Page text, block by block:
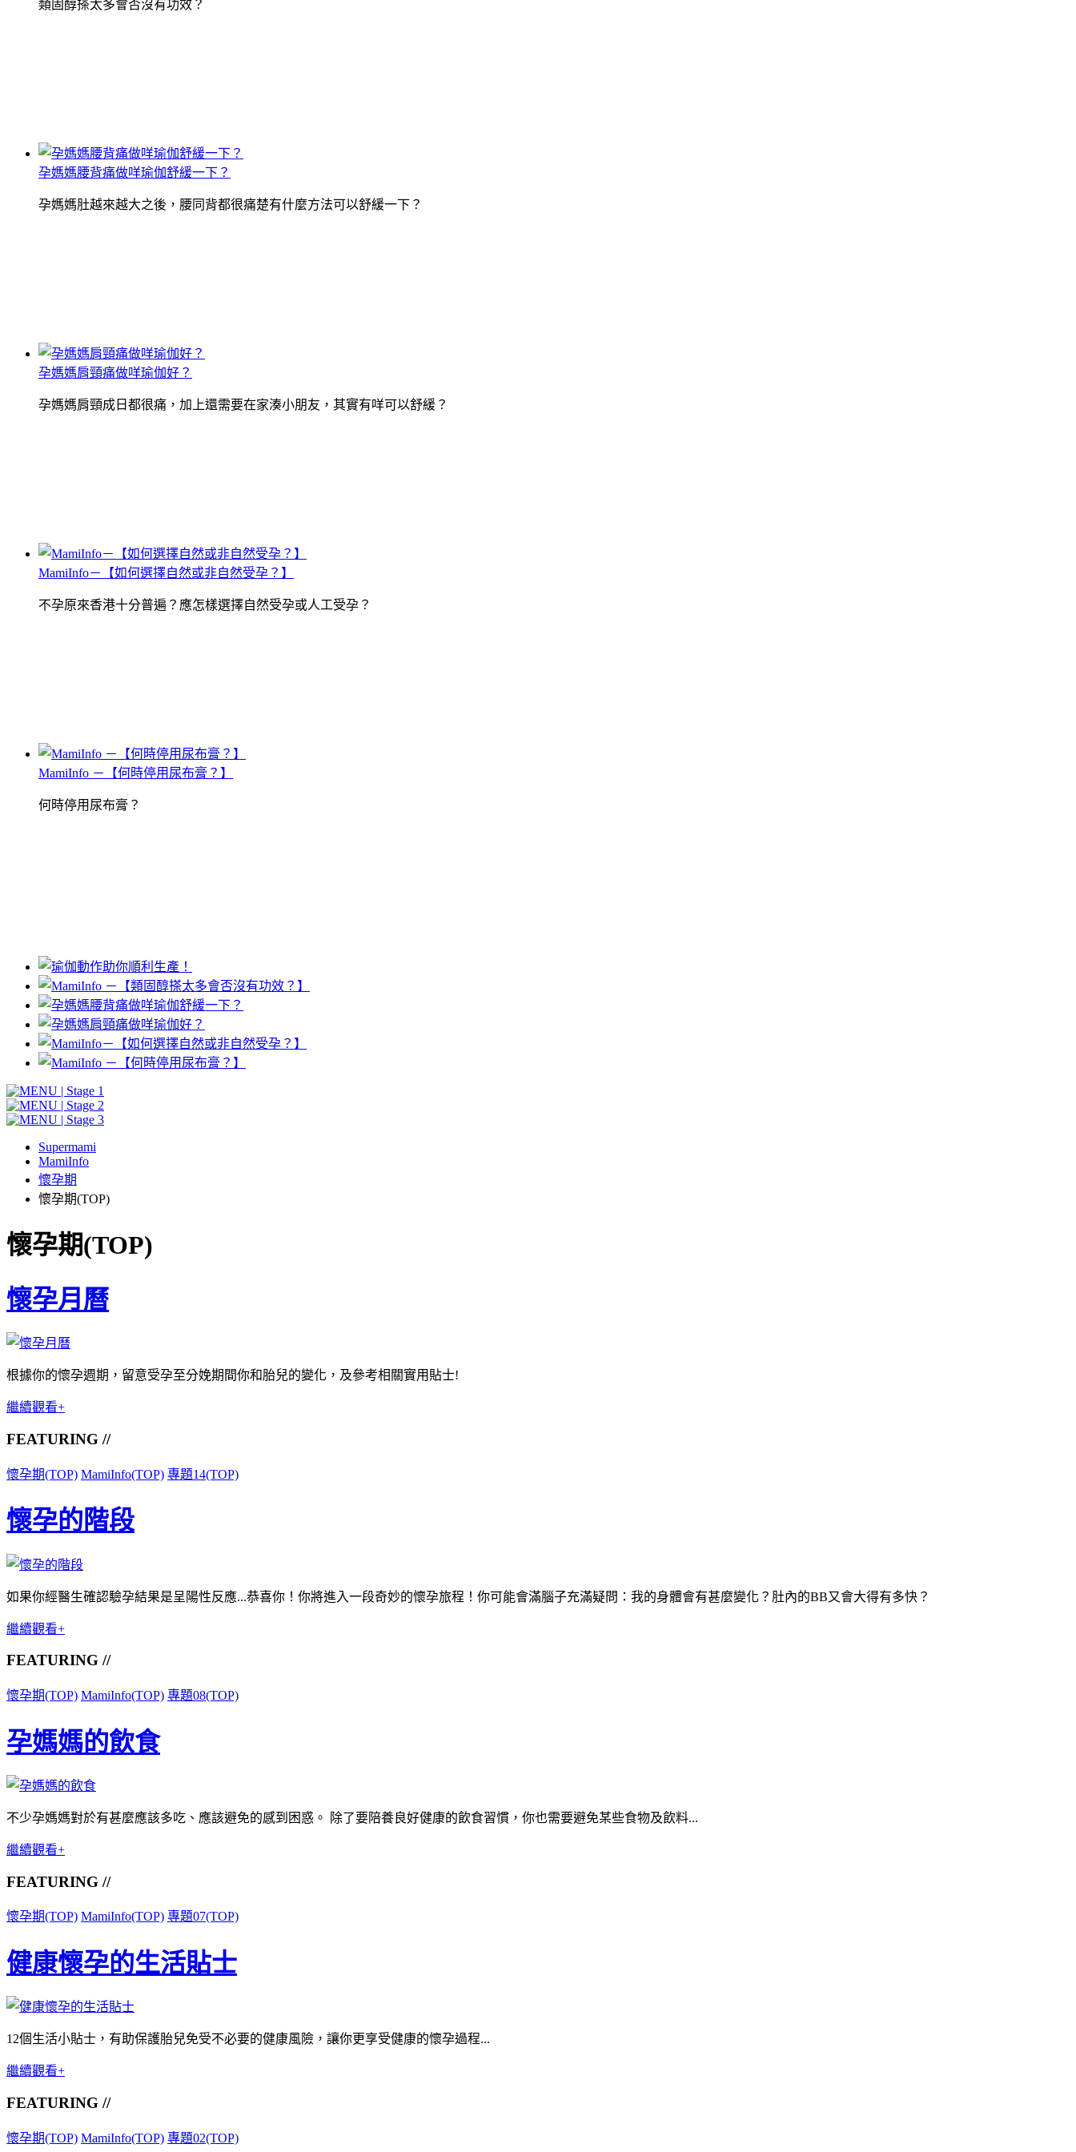
類固醇搽太多會否沒有功效？
孕媽媽腰背痛做咩瑜伽舒緩一下？
孕媽媽肚越來越大之後，腰同背都很痛楚有什麼方法可以舒緩一下？
孕媽媽肩頸痛做咩瑜伽好？
孕媽媽肩頸成日都很痛，加上還需要在家湊小朋友，其實有咩可以舒緩？
MamiInfo－【如何選擇自然或非自然受孕？】
不孕原來香港十分普遍？應怎樣選擇自然受孕或人工受孕？
MamiInfo －【何時停用尿布膏？】
何時停用尿布膏？
Supermami
MamiInfo
懷孕期
懷孕期(TOP)
懷孕期(TOP)
懷孕月曆
根據你的懷孕週期，留意受孕至分娩期間你和胎兒的變化，及參考相關實用貼士!
繼續觀看+
FEATURING //
懷孕期(TOP) MamiInfo(TOP) 專題14(TOP)
懷孕的階段
如果你經醫生確認驗孕結果是呈陽性反應...恭喜你！你將進入一段奇妙的懷孕旅程！你可能會滿腦子充滿疑問：我的身體會有甚麼變化？肚內的BB又會大得有多快？
繼續觀看+
FEATURING //
懷孕期(TOP) MamiInfo(TOP) 專題08(TOP)
孕媽媽的飲食
不少孕媽媽對於有甚麼應該多吃、應該避免的感到困惑。 除了要陪養良好健康的飲食習慣，你也需要避免某些食物及飲料...
繼續觀看+
FEATURING //
懷孕期(TOP) MamiInfo(TOP) 專題07(TOP)
健康懷孕的生活貼士
12個生活小貼士，有助保護胎兒免受不必要的健康風險，讓你更享受健康的懷孕過程...
繼續觀看+
FEATURING //
懷孕期(TOP) MamiInfo(TOP) 專題02(TOP)